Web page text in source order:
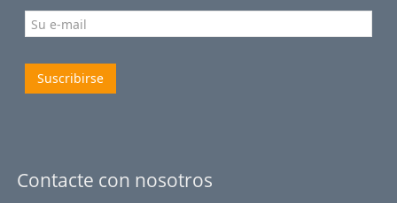
Suscribirse
Contacte con nosotros